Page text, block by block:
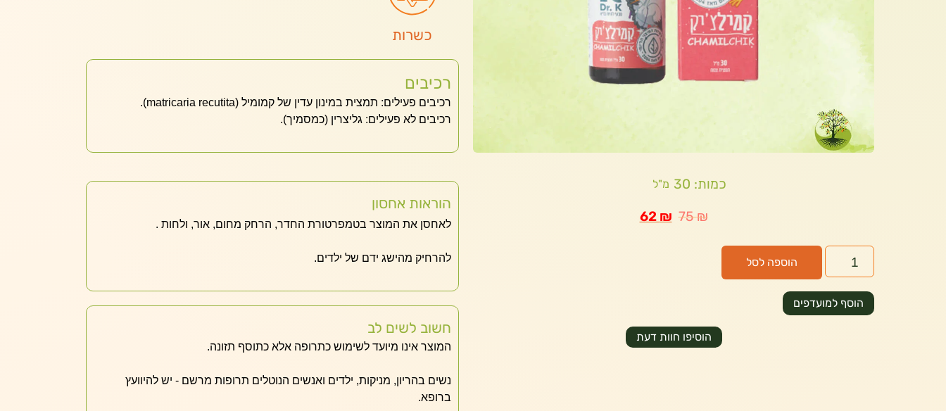
כמות: 30 מ"ל
75₪
62 ₪
הוספה לסל
הוסיפו חוות דעת
הוסף למועדפים
כשרות
רכיבים
רכיבים פעילים: תמצית במינון עדין של קמומיל (matricaria recutita).
רכיבים לא פעילים: גליצרין (כמסמיך).
הוראות אחסון
לאחסן את המוצר בטמפרטורת החדר, הרחק מחום, אור, ולחות .
להרחיק מהישג ידם של ילדים.
חשוב לשים לב
המוצר אינו מיועד לשימוש כתרופה אלא כתוסף תזונה.
נשים בהריון, מניקות, ילדים ואנשים הנוטלים תרופות מרשם - יש להיוועץ
ברופא.